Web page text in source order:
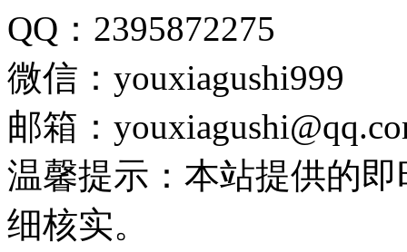
QQ：2395872275
微信：youxiagushi999
邮箱：
温馨提示：本站提供的
细核实。